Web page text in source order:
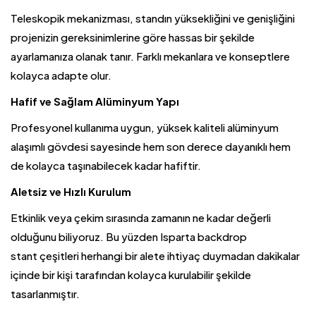
Teleskopik mekanizması, standın yüksekliğini ve genişliğini
projenizin gereksinimlerine göre hassas bir şekilde
ayarlamanıza olanak tanır. Farklı mekanlara ve konseptlere
kolayca adapte olur.
Hafif ve Sağlam Alüminyum Yapı
Profesyonel kullanıma uygun, yüksek kaliteli alüminyum
alaşımlı gövdesi sayesinde hem son derece dayanıklı hem
de kolayca taşınabilecek kadar hafiftir.
Aletsiz ve Hızlı Kurulum
Etkinlik veya çekim sırasında zamanın ne kadar değerli
olduğunu biliyoruz. Bu yüzden Isparta backdrop
stant çeşitleri herhangi bir alete ihtiyaç duymadan dakikalar
içinde bir kişi tarafından kolayca kurulabilir şekilde
tasarlanmıştır.